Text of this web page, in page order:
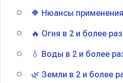
🔶 Нюансы
🔥 Огня в 2 и более
💧 Воды в 2 и более
🌿 Земли в 2 и более